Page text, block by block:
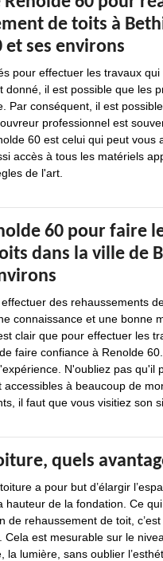
de toits à
et ses environs
pour effectuer les travaux
donné, il est possible que les
Par conséquent, il est
professionnel est
60 est celui qui peut vous
accès à tous les matériels
de l'art.
60 pour faire
dans la ville de
des rehaussements
connaissance et une bonne
clair que pour effectuer les
faire confiance à Renolde
N'oubliez pas qu'il
à beaucoup de
il faut que vous visitiez son
quels
a pour but d’élargir
hauteur de la fondation. Ce
de rehaussement de toit, c’est
Cela est mesurable sur le
la lumière, sans oublier